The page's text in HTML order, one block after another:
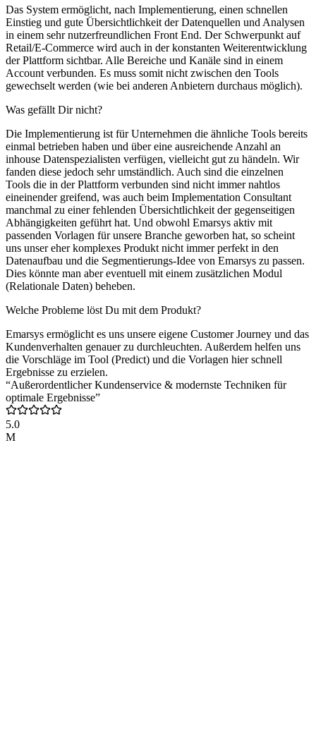
Das System ermöglicht, nach Implementierung, einen schnellen
Einstieg und gute Übersichtlichkeit der Datenquellen und Analysen
in einem sehr nutzerfreundlichen Front End. Der Schwerpunkt auf
Retail/E-Commerce wird auch in der konstanten Weiterentwicklung
der Plattform sichtbar. Alle Bereiche und Kanäle sind in einem
Account verbunden. Es muss somit nicht zwischen den Tools
gewechselt werden (wie bei anderen Anbietern durchaus möglich).
Was gefällt Dir nicht?
Die Implementierung ist für Unternehmen die ähnliche Tools bereits
einmal betrieben haben und über eine ausreichende Anzahl an
inhouse Datenspezialisten verfügen, vielleicht gut zu händeln. Wir
fanden diese jedoch sehr umständlich. Auch sind die einzelnen
Tools die in der Plattform verbunden sind nicht immer nahtlos
eineinender greifend, was auch beim Implementation Consultant
manchmal zu einer fehlenden Übersichtlichkeit der gegenseitigen
Abhängigkeiten geführt hat. Und obwohl Emarsys aktiv mit
passenden Vorlagen für unsere Branche geworben hat, so scheint
uns unser eher komplexes Produkt nicht immer perfekt in den
Datenaufbau und die Segmentierungs-Idee von Emarsys zu passen.
Dies könnte man aber eventuell mit einem zusätzlichen Modul
(Relationale Daten) beheben.
Welche Probleme löst Du mit dem Produkt?
Emarsys ermöglicht es uns unsere eigene Customer Journey und das
Kundenverhalten genauer zu durchleuchten. Außerdem helfen uns
die Vorschläge im Tool (Predict) und die Vorlagen hier schnell
Ergebnisse zu erzielen.
“Außerordentlicher Kundenservice & modernste Techniken für
optimale Ergebnisse”
5.0
M